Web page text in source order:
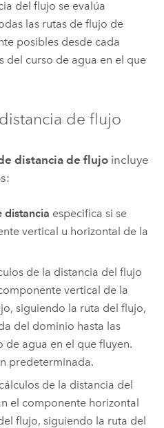
del flujo se evalúa
las rutas de flujo de
posibles desde cada
del curso de agua en el que
de flujo
distancia de flujoincluye
distancia especifica si se
vertical u horizontal de la
de la distancia del flujo
vertical de la
siguiendo la ruta del flujo,
del dominio hasta las
de agua en el que fluyen.
predeterminada.
de la distancia del
el componente horizontal
flujo, siguiendo la ruta del